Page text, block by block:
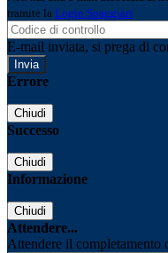
tramite la Login Spaggiari
E-mail inviata, si prega di
Errore
Chiudi
Successo
Chiudi
Informazione
Chiudi
Attendere...
Attendere il completamento